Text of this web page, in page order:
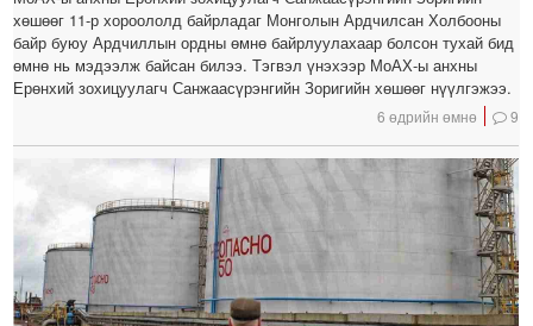
хөшөөг 11-р хороололд байрладаг Монголын Ардчилсан Холбооны
байр буюу Ардчиллын ордны өмнө байрлуулахаар болсон тухай бид
өмнө нь мэдээлж байсан билээ. Тэгвэл үнэхээр МоАХ-ы анхны
Ерөнхий зохицуулагч Санжаасүрэнгийн Зоригийн хөшөөг нүүлгэжээ.
6 өдрийн өмнө 9